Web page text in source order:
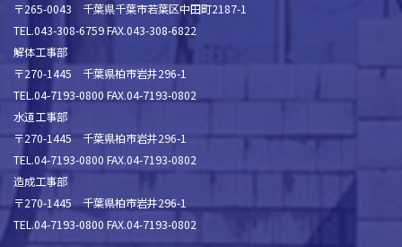
〒265-0043 千葉県千葉市若葉区中田町2187-1
TEL.043-308-6759 FAX.043-308-6822
解体工事部
〒270-1445 千葉県柏市岩井296-1
TEL.04-7193-0800 FAX.04-7193-0802
水道工事部
〒270-1445 千葉県柏市岩井296-1
TEL.04-7193-0800 FAX.04-7193-0802
造成工事部
〒270-1445 千葉県柏市岩井296-1
TEL.04-7193-0800 FAX.04-7193-0802